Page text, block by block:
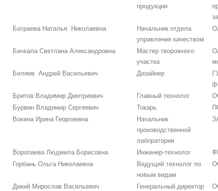
продукции
Батраева Наталья Николаевна
Начальник отдела
управления качеством
Бачкала Светлана Александровна
Мастер творожного
участка
Беляев Андрей Васильевич
Дизайнер
Бритов Владимир Дмитриевич
Главный технолог
Бурвин Владимир Сергеевич
Токарь
Вокина Ирина Георгиевна
Начальник
производственной
лаборатории
Воропаева Людмила Борисовна Инженер-технолог
Горбань Ольга Николаевна
Ведущий технолог по
новым видам
Дикий Мирослав Васильевич Генеральный директор